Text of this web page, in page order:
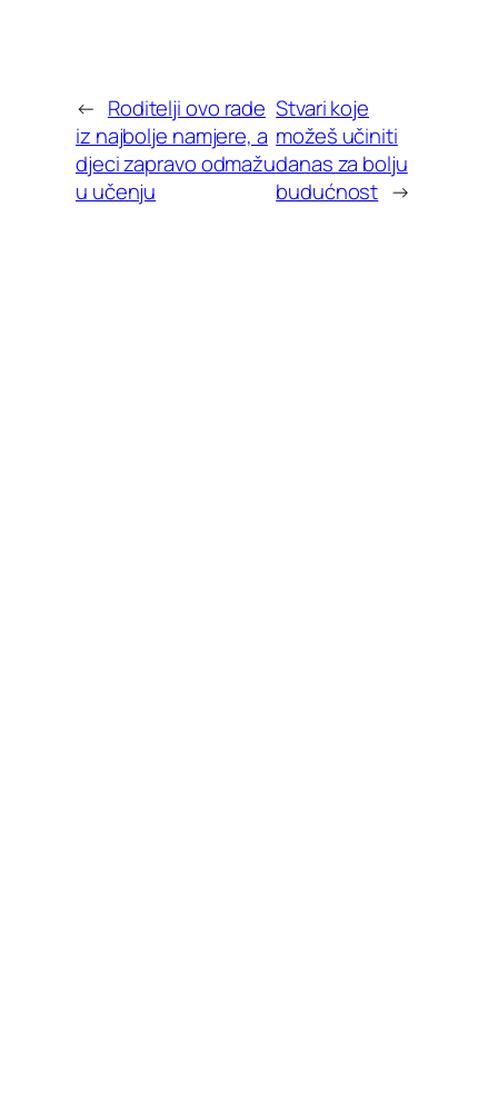
← Roditelji ovo rade
iz najbolje namjere, a
djeci zapravo odmažu
u učenju
Stvari koje
možeš učiniti
danas za bolju
budućnost →